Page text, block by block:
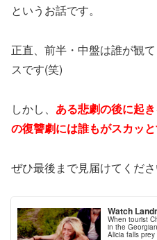
というお話です。
正直、前半・中盤は誰が観
スです(笑)
しかし、 ある悲劇の後に起
の復讐劇には誰もがスカッ
ぜひ最後まで見届けてくださ
Watch
When tourist
in the
Alicia falls prey